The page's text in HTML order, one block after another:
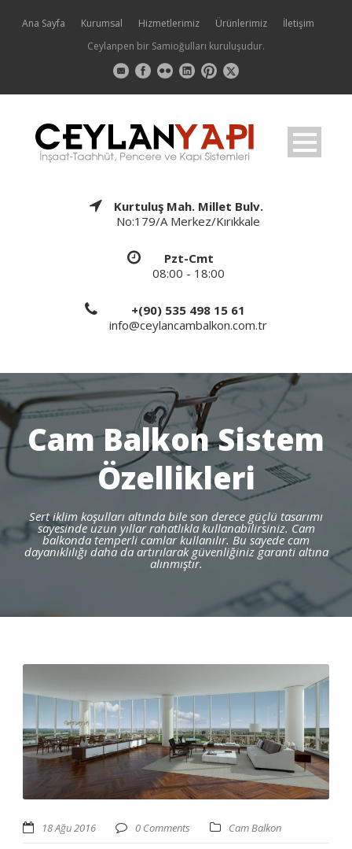
Ana Sayfa Kurumsal Hizmetlerimiz Ürünlerimiz
İletişim
Ceylanpen bir Samioğulları kuruluşudur.
Kurtuluş Mah. Millet Bulv.
No:179/A Merkez/Kırıkkale
Pzt-Cmt
08:00 - 18:00
+(90) 535 498 15 61
info@ceylancambalkon.com.tr
Cam Balkon Sistem
Özellikleri
Sert iklim koşulları altında bile son derece güçlü tasarımı
sayesinde uzun yıllar rahatlıkla kullanabilirsiniz. Cam
balkonda temperli camlar kullanılır. Bu sayede cam
dayanıklılığı daha da artırılarak güvenliğiniz garanti altına
alınmıştır.
18 Ağu 2016 0 Comments Cam Balkon